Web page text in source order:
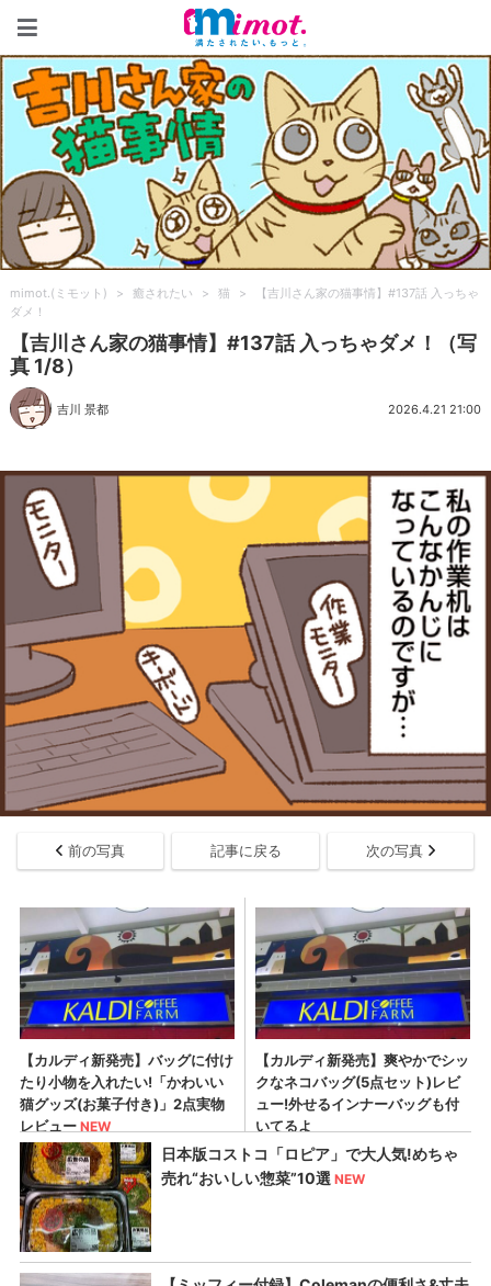
mimot.(ミモット) > 癒されたい > 猫 >
【吉川さん家の猫事情】#137話 入っちゃ
ダメ！
【吉川さん家の猫事情】#137話 入っちゃダメ！（写
真 1/8）
吉川 景都 2026.4.21 21:00
前の写真 記事に戻る 次の写真